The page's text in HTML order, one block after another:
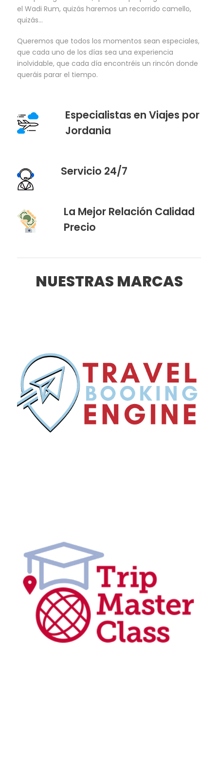
el Wadi Rum, quizás haremos un recorrido camello,
quizás…
Queremos que todos los momentos sean especiales,
que cada uno de los días sea una experiencia
inolvidable, que cada día encontréis un rincón donde
queráis parar el tiempo.
Especialistas en Viajes por
Jordania
Servicio 24/7
La Mejor Relación Calidad
Precio
NUESTRAS MARCAS